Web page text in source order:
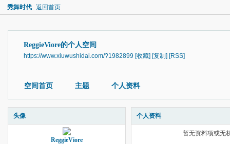
秀舞时代 返回首页
ReggieViore的个人空间
https://www.xiuwushidai.com/?1982899 [收藏] [复制] [RSS]
空间首页 主题 个人资料
头像
ReggieViore
个人资料
暂无资料项或无